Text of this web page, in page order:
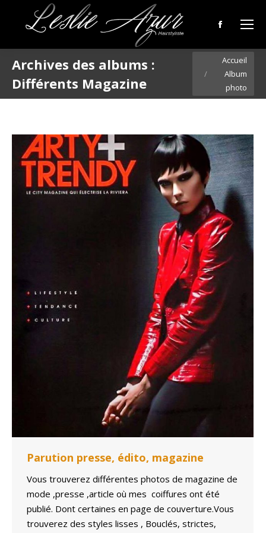
Facebook
page
opens
in
new
Archives des albums :
Différents Magazine
Vous êtes ici :
Accueil
Album
photo
Parution presse, édito, magazine
Vous trouverez différentes photos de magazine de
mode ,presse ,article où mes coiffures ont été
publié. Dont certaines en page de couverture.Vous
trouverez des styles lisses , Bouclés, strictes,